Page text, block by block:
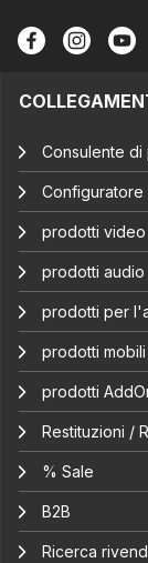
Consulente
Configuratore
prodotti video
prodotti audio
prodotti per
prodotti mobili
prodotti
Restituzioni /
% Sale
B2B
Ricerca